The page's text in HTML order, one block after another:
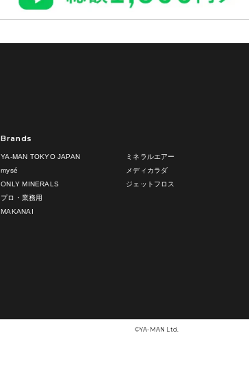
Brands
YA-MAN TOKYO JAPAN
mysé
ONLY MINERALS
プロ・業務用
MAKANAI
ミネラルエアー
メディカラダ
ジェットフロス
©︎YA-MAN Ltd.